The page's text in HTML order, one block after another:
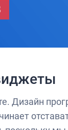
Дизайн